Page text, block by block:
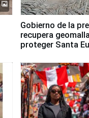
Gobierno de la
recupera
proteger Santa